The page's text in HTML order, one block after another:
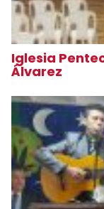
Iglesia
Álvarez